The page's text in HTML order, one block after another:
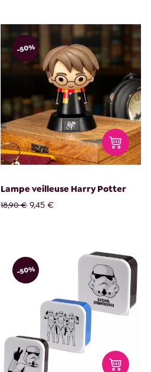
-50%
Lampe veilleuse Harry Potter
18,90 € 9,45 €
-50%